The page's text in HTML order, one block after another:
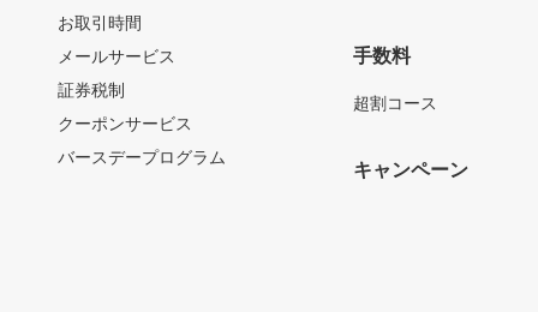
お取引時間
メールサービス
証券税制
クーポンサービス
バースデープログラム
手数料
超割コース
キャンペーン